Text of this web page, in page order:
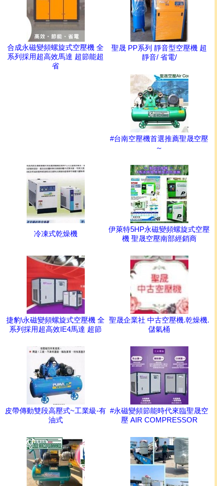
合成永磁變頻螺旋式空壓機 全
系列採用超高效馬達 超節能超
省
聖晟 PP系列 靜音型空壓機 超
靜音/ 省電/
#台南空壓機首選推薦聖晟空壓
～
冷凍式乾燥機
伊萊特5HP永磁變頻螺旋式空壓
機 聖晟空壓南部經銷商
捷豹\永磁變頻螺旋式空壓機 全
系列採用超高效IE4馬達 超節
聖晟企業社 中古空壓機.乾燥機.
儲氣桶
皮帶傳動雙段高壓式~工業級-有
油式
#永磁變頻節能時代來臨聖晟空
壓 AIR COMPRESSOR